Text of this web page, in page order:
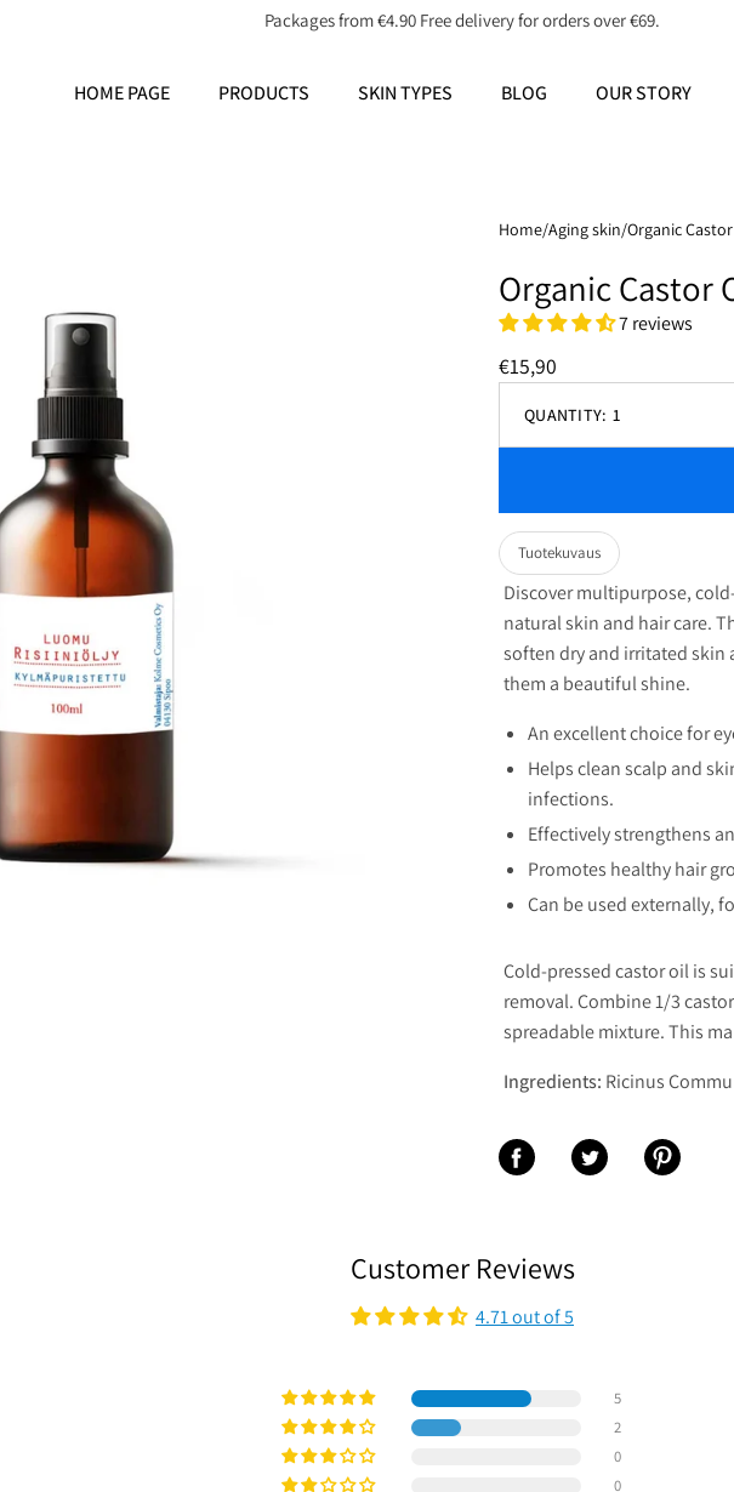
Packages from €4.90 Free delivery for orders over €69.
HOME PAGE PRODUCTS SKIN TYPES BLOG OUR STORY
Home/Aging skin/Organic
Organic Castor
7 reviews
€15,90
QUANTITY: 1
Decrease
Tuotekuvaus
Discover multipurpose,
natural skin and hair care.
soften dry and irritated skin
them a beautiful shine.
An excellent choice for
Helps clean scalp and
infections.
Effectively strengthens
Promotes healthy hair
Can be used externally,
Cold-pressed castor oil is
removal. Combine 1/3
spreadable mixture. This
Ingredients: Ricinus
Share on FacebookShare on TwitterShare on
Customer Reviews
4.71 out of 5
5
2
0
0